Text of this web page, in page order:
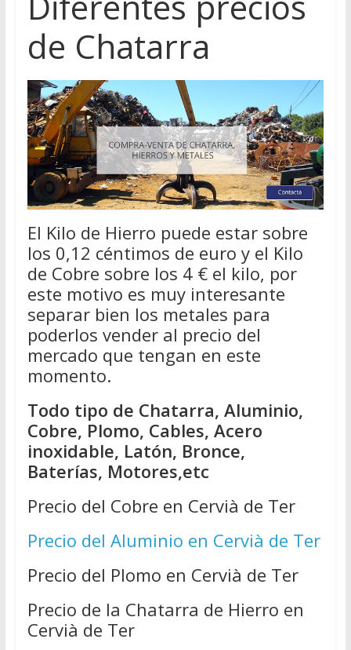
de Chatarra
El Kilo de Hierro puede estar sobre
los 0,12 céntimos de euro y el Kilo
de Cobre sobre los 4 € el kilo, por
este motivo es muy interesante
separar bien los metales para
poderlos vender al precio del
mercado que tengan en este
momento.
Todo tipo de Chatarra, Aluminio,
Cobre, Plomo, Cables, Acero
inoxidable, Latón, Bronce,
Baterías, Motores,etc
Precio del Cobre en Cervià de Ter
Precio del Aluminio en Cervià de Ter
Precio del Plomo en Cervià de Ter
Precio de la Chatarra de Hierro en
Cervià de Ter